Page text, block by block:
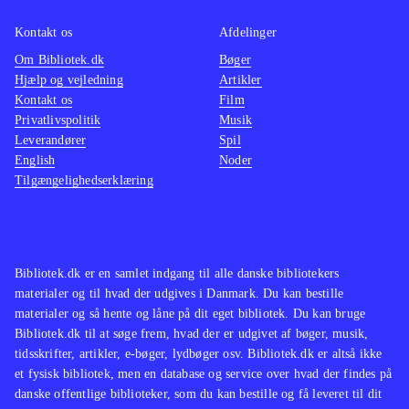
Bibliotek.dk er en samlet indgang til alle danske bibliotekers
materialer og til hvad der udgives i Danmark. Du kan bestille
materialer og så hente og låne på dit eget bibliotek. Du kan bruge
Bibliotek.dk til at søge frem, hvad der er udgivet af bøger, musik,
tidsskrifter, artikler, e-bøger, lydbøger osv. Bibliotek.dk er altså ikke
et fysisk bibliotek, men en database og service over hvad der findes på
danske offentlige biblioteker, som du kan bestille og få leveret til dit
Kontakt os
Om Bibliotek.dk
Hjælp og vejledning
Kontakt os
Privatlivspolitik
Leverandører
English
Tilgængelighedserklæring
Afdelinger
Bøger
Artikler
Film
Musik
Spil
Noder